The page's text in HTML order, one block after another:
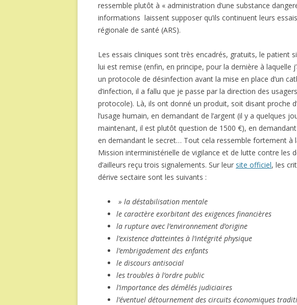
ressemble plutôt à « administration d’une substance
informations laissent supposer qu’ils continuent leurs
régionale de santé (ARS).
Les essais cliniques sont très encadrés, gratuits, le patient
lui est remise (enfin, en principe, pour la dernière à laquelle
un protocole de désinfection avant la mise en place d’un
d’infection, il a fallu que je passe par la direction des
protocole). Là, ils ont donné un produit, soit disant proche
l’usage humain, en demandant de l’argent (il y a quelques
maintenant, il est plutôt question de 1500 €), en
en demandant le secret… Tout cela ressemble fortement à
Mission interministérielle de vigilance et de lutte contre les
d’ailleurs reçu trois signalements. Sur leur site officiel, les
dérive sectaire sont les suivants :
» la déstabilisation mentale
le caractère exorbitant des exigences financières
la rupture avec l’environnement d’origine
l’existence d’atteintes à l’intégrité physique
l’embrigadement des enfants
le discours antisocial
les troubles à l’ordre public
l’importance des démêlés judiciaires
l’éventuel détournement des circuits économiques